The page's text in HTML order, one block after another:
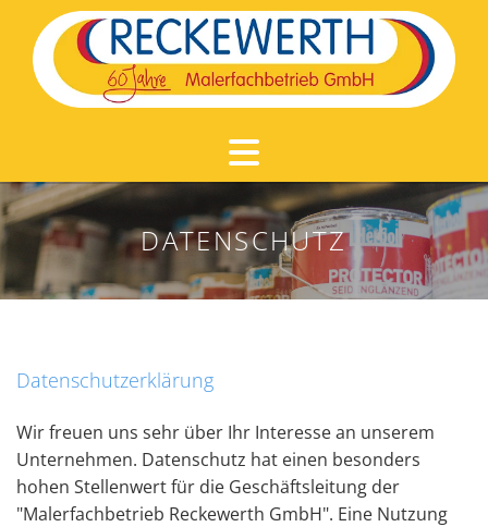
Zum Inhalt springen
DATENSCHUTZ
Datenschutzerklärung
Wir freuen uns sehr über Ihr Interesse an unserem
Unternehmen. Datenschutz hat einen besonders
hohen Stellenwert für die Geschäftsleitung der
"Malerfachbetrieb Reckewerth GmbH". Eine Nutzung